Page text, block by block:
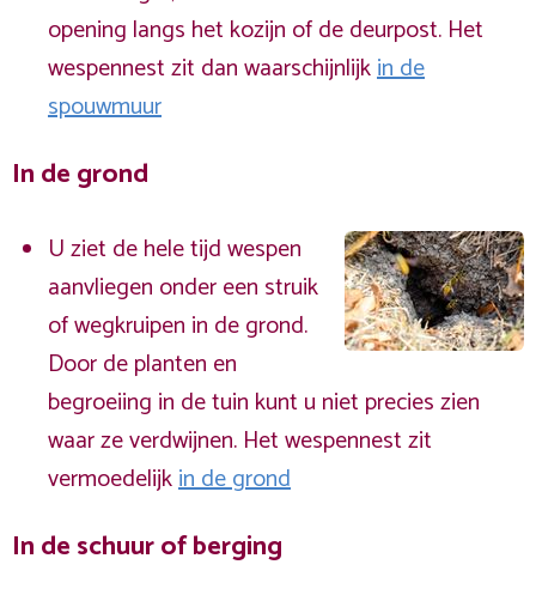
opening langs het kozijn of de deurpost. Het
wespennest zit dan waarschijnlijkin de
spouwmuur
In de grond
U ziet de hele tijd wespen
aanvliegen onder een struik
of wegkruipen in de grond.
Door de planten en
begroeiing in de tuin kunt u niet precies zien
waar ze verdwijnen. Het wespennest zit
vermoedelijkin de grond
In de schuur of berging